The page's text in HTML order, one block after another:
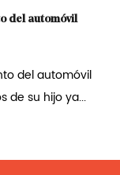
automóvil
del automóvil
su hijo ya...